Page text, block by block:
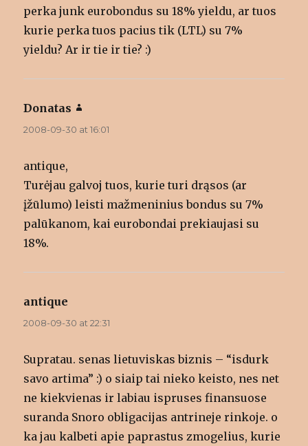
perka junk eurobondus su 18% yieldu, ar tuos
kurie perka tuos pacius tik (LTL) su 7%
yieldu? Ar ir tie ir tie? :)
Donatas
2008-09-30 at 16:01
antique,
Turėjau galvoj tuos, kurie turi drąsos (ar
įžūlumo) leisti mažmeninius bondus su 7%
palūkanom, kai eurobondai prekiaujasi su
18%.
antique
2008-09-30 at 22:31
Supratau. senas lietuviskas biznis – “isdurk
savo artima” :) o siaip tai nieko keisto, nes net
ne kiekvienas ir labiau ispruses finansuose
suranda Snoro obligacijas antrineje rinkoje. o
ka jau kalbeti apie paprastus zmogelius, kurie